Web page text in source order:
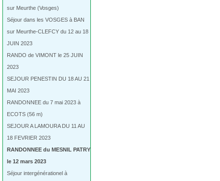
sur Meurthe (Vosges)
Séjour dans les VOSGES à BAN
sur Meurthe-CLEFCY du 12 au 18
JUIN 2023
RANDO de VIMONT le 25 JUIN
2023
SEJOUR PENESTIN DU 18 AU 21
MAI 2023
RANDONNEE du 7 mai 2023 à
ECOTS (56 m)
SEJOUR A LAMOURA DU 11 AU
18 FEVRIER 2023
RANDONNEE du MESNIL PATRY
le 12 mars 2023
Séjour intergénérationel à